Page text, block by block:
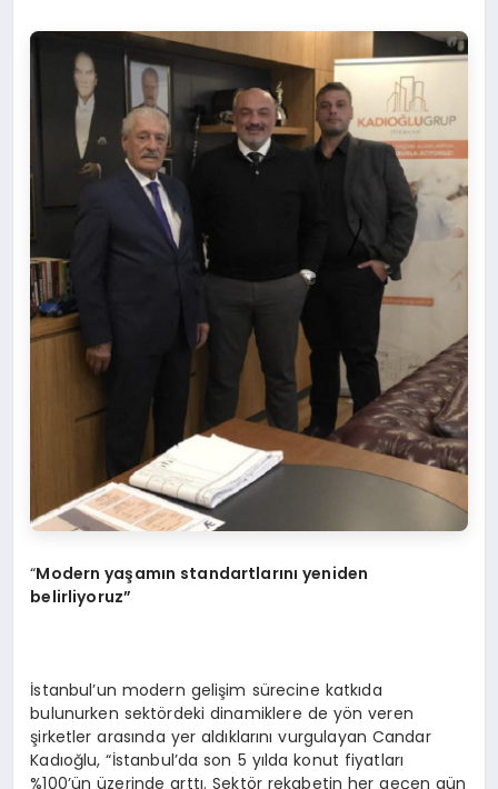
“Modern yaşamın standartlarını yeniden
belirliyoruz”
İstanbul’un modern gelişim sürecine katkıda
bulunurken sektördeki dinamiklere de yön veren
şirketler arasında yer aldıklarını vurgulayan Candar
Kadıoğlu, “İstanbul’da son 5 yılda konut fiyatları
%100’ün üzerinde arttı. Sektör rekabetin her geçen gün